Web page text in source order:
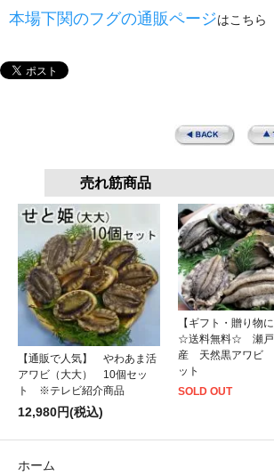
本場下関のフグの通販ページはこちら
売れ筋商品
【通販で人気】 やわあま活
アワビ（大大） 10個セッ
ト ※テレビ紹介商品
12,980円(税込)
【ギフト・贈り物
☆送料無料☆ 瀬戸
産 天然黒アワビ
ット
SOLD OUT
ホーム